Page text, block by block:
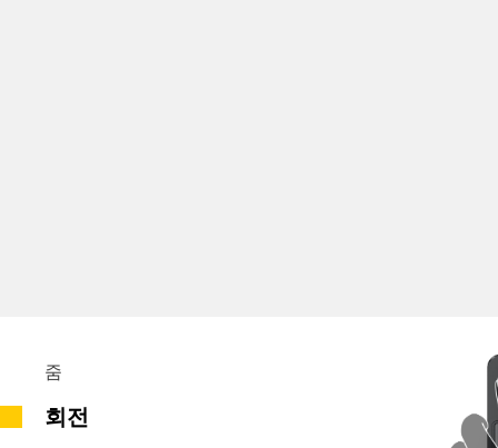
줌
회전